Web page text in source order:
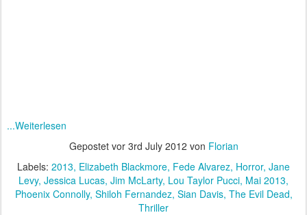
...Weiterlesen
Gepostet vor 3rd July 2012 von Florian
Labels: 2013 Elizabeth Blackmore Fede Alvarez Horror Jane
Levy Jessica Lucas Jim McLarty Lou Taylor Pucci Mai 2013
Phoenix Connolly Shiloh Fernandez Sian Davis The Evil Dead
Thriller